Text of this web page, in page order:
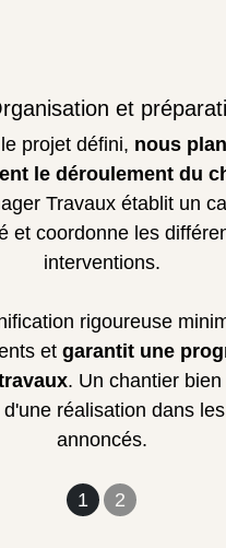
1 2
et
projet défini, nous
le déroulement du
Travaux établit un
et coordonne les
interventions.
rigoureuse
et garantit une
. Un chantier
réalisation dans
annoncés.